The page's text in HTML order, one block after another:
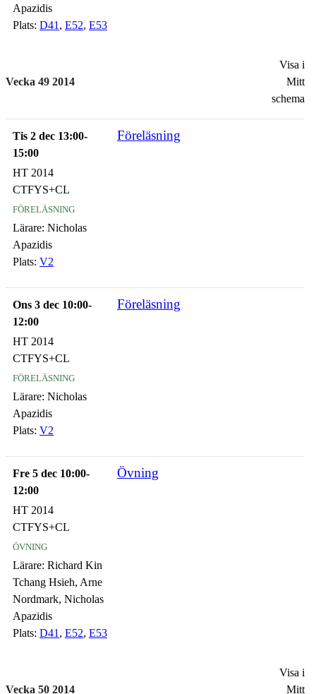
Apazidis
Plats: D41 , E52, E53
Vecka 49 2014
Visa i
Mitt
schema
Tis 2 dec 13:00-
15:00
Föreläsning
HT 2014
CTFYS+CL
föreläsning
Lärare: Nicholas
Apazidis
Plats: V2
Ons 3 dec 10:00-
12:00
Föreläsning
HT 2014
CTFYS+CL
föreläsning
Lärare: Nicholas
Apazidis
Plats: V2
Fre 5 dec 10:00-
12:00
Övning
HT 2014
CTFYS+CL
övning
Lärare: Richard Kin
Tchang Hsieh, Arne
Nordmark, Nicholas
Apazidis
Plats: D41 , E52, E53
Vecka 50 2014
Visa i
Mitt